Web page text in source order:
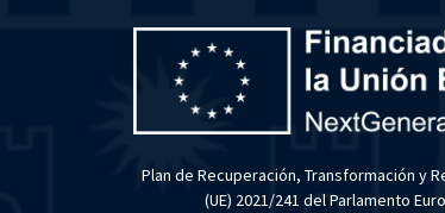
Plan de Recuperación, Transformación y
(UE) 2021/241 del Parlamento